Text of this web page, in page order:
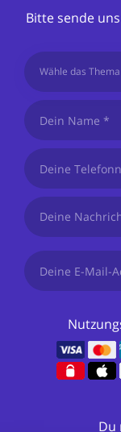
Bitte sende
Wähle das
Du